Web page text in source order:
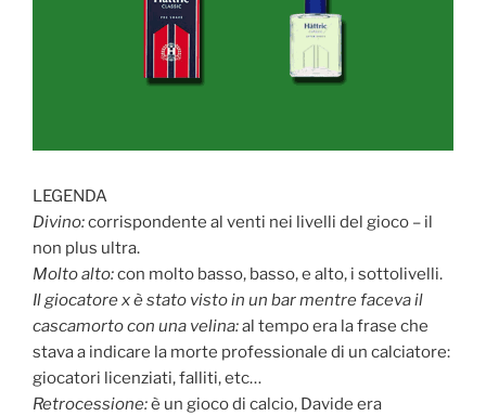
LEGENDA
Divino:corrispondente al venti nei livelli del gioco – il
non plus ultra.
Molto alto:con molto basso, basso, e alto, i sottolivelli.
Il giocatore x è stato visto in un bar mentre faceva il
cascamorto con una velina:al tempo era la frase che
stava a indicare la morte professionale di un calciatore:
giocatori licenziati, falliti, etc…
Retrocessione:è un gioco di calcio, Davide era